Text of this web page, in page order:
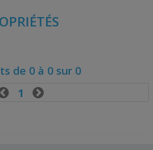
de 0 à 0 sur 0
1 